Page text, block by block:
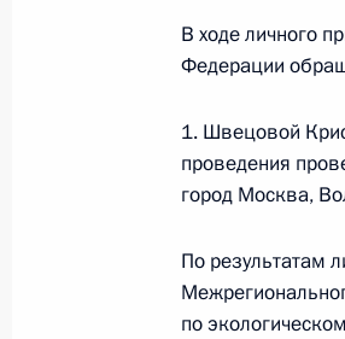
26 августа
по поручению
по
27 мая 2021
26 августа 2021
В ходе личного
Федерации
1. Швецовой
проведения
город Москва,
По результатам
по